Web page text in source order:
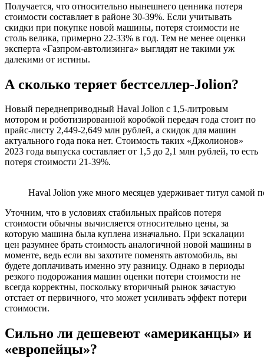
Получается, что относительно нынешнего ценника потеря
стоимости составляет в районе 30-39%. Если учитывать
скидки при покупке новой машины, потеря стоимости не
столь велика, примерно 22-33% в год. Тем не менее оценки
эксперта «Газпром-автолизинга» выглядят не такими уж
далекими от истины.
А сколько теряет бестселлер-Jolion?
Новый переднеприводный Haval Jolion с 1,5-литровым
мотором и роботизированной коробкой передач года стоит по
прайс-листу 2,449-2,649 млн рублей, а скидок для машин
актуального года пока нет. Стоимость таких «Джолионов»
2023 года выпуска составляет от 1,5 до 2,1 млн рублей, то есть
потеря стоимости 21-39%.
Haval Jolion уже много месяцев удерживает титул самой
Уточним, что в условиях стабильных прайсов потеря
стоимости обычны вычисляется относительно цены, за
которую машина была куплена изначально. При эскалации
цен разумнее брать стоимость аналогичной новой машины в
моменте, ведь если вы захотите поменять автомобиль, вы
будете доплачивать именно эту разницу. Однако в периоды
резкого подорожания машин оценки потери стоимости не
всегда корректны, поскольку вторичный рынок зачастую
отстает от первичного, что может усиливать эффект потери
стоимости.
Сильно ли дешевеют «американцы» и
«европейцы»?